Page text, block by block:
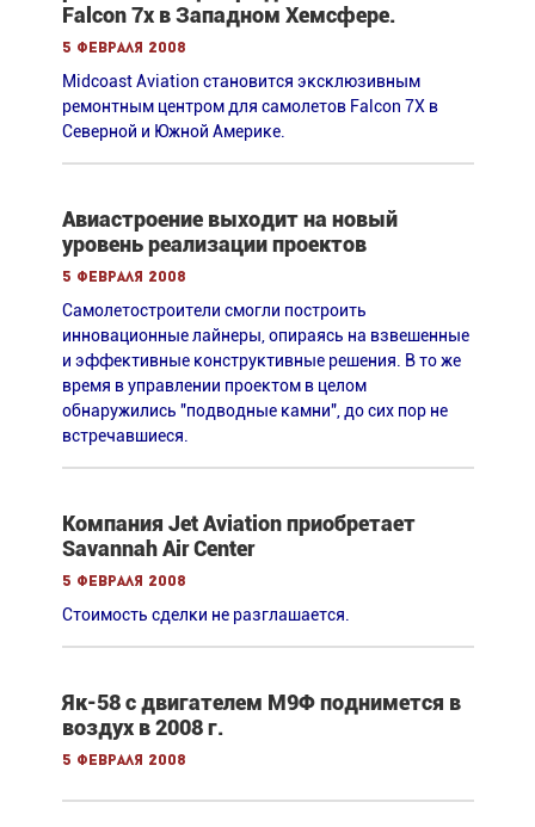
Falcon 7x в Западном Хемсфере.
5 февраля 2008
Midcoast Aviation становится эксклюзивным
ремонтным центром для самолетов Falcon 7X в
Северной и Южной Америке.
Авиастроение выходит на новый
уровень реализации проектов
5 февраля 2008
Самолетостроители смогли построить
инновационные лайнеры, опираясь на взвешенные
и эффективные конструктивные решения. В то же
время в управлении проектом в целом
обнаружились "подводные камни", до сих пор не
встречавшиеся.
Компания Jet Aviation приобретает
Savannah Air Center
5 февраля 2008
Стоимость сделки не разглашается.
Як-58 с двигателем М9Ф поднимется в
воздух в 2008 г.
5 февраля 2008